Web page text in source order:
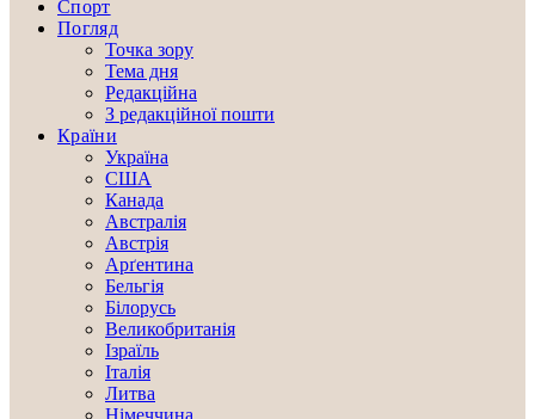
Спорт
Погляд
Точка зору
Тема дня
Редакційна
З редакційної пошти
Країни
Україна
США
Канада
Австралія
Австрія
Арґентина
Бельгія
Білорусь
Великобританія
Ізраїль
Італія
Литва